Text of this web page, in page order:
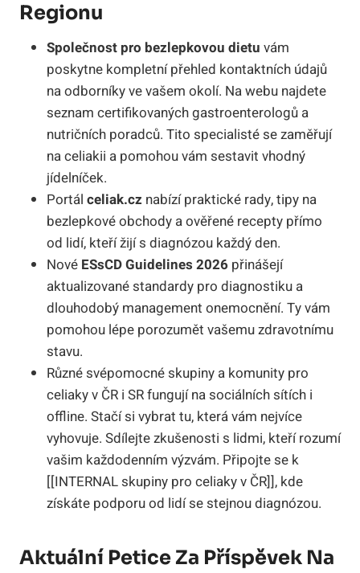
Regionu
Společnost pro bezlepkovou dietu vám
poskytne kompletní přehled kontaktních údajů
na odborníky ve vašem okolí. Na webu najdete
seznam certifikovaných gastroenterologů a
nutričních poradců. Tito specialisté se zaměřují
na celiakii a pomohou vám sestavit vhodný
jídelníček.
Portál celiak.cz nabízí praktické rady, tipy na
bezlepkové obchody a ověřené recepty přímo
od lidí, kteří žijí s diagnózou každý den.
Nové ESsCD Guidelines 2026 přinášejí
aktualizované standardy pro diagnostiku a
dlouhodobý management onemocnění. Ty vám
pomohou lépe porozumět vašemu zdravotnímu
stavu.
Různé svépomocné skupiny a komunity pro
celiaky v ČR i SR fungují na sociálních sítích i
offline. Stačí si vybrat tu, která vám nejvíce
vyhovuje. Sdílejte zkušenosti s lidmi, kteří rozumí
vašim každodenním výzvám. Připojte se k
[[INTERNAL skupiny pro celiaky v ČR]], kde
získáte podporu od lidí se stejnou diagnózou.
Aktuální Petice Za Příspěvek Na